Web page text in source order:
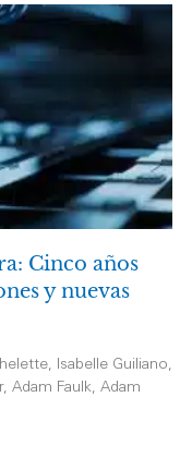
Cinco años
y nuevas
Isabelle Guiliano,
Adam Faulk, Adam